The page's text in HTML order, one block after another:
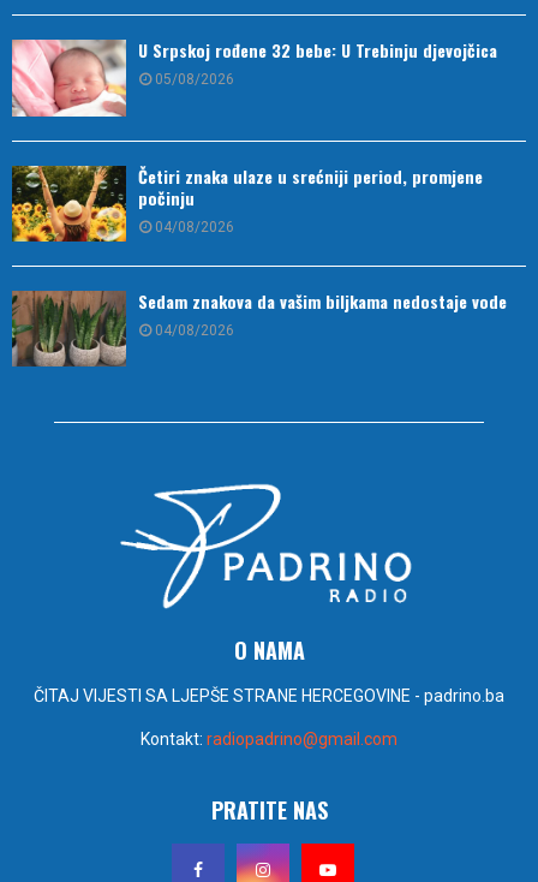
U Srpskoj rođene 32 bebe: U Trebinju djevojčica
05/08/2026
Četiri znaka ulaze u srećniji period, promjene
počinju
04/08/2026
Sedam znakova da vašim biljkama nedostaje vode
04/08/2026
O NAMA
ČITAJ VIJESTI SA LJEPŠE STRANE HERCEGOVINE - padrino.ba
Kontakt: radiopadrino@gmail.com
PRATITE NAS